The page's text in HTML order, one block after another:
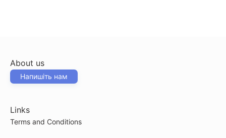
About us
Напишіть нам
Links
Terms and Conditions